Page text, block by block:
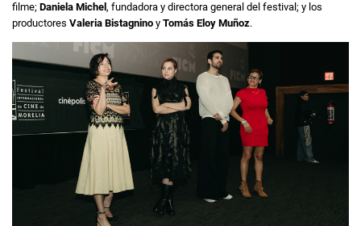
filme; Daniela Michel , fundadora y directora general del festival; y los
productores Valeria Bistagnino y Tomás Eloy Muñoz.